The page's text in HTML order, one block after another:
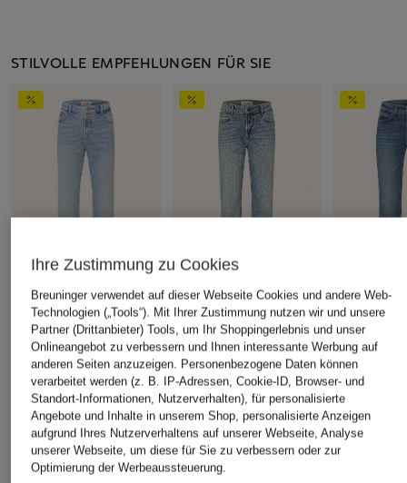
STILVOLLE EMPFEHLUNGEN FÜR SIE
MOS MOSH
Straight Jeans
MMCOLORADO MAI
CHF 80
Ursprünglich:CHF 129
MOS MOSH
Straight Jeans
MMCOLORADO
GALLEON
CHF 100
Ursprünglich:CHF 129
MOS MOSH
Flared
CHF 95
Ursprünglich:
ÄHNLICHE ARTIKEL ENTDECKEN
Ihre Zustimmung zu Cookies
Breuninger verwendet auf dieser Webseite Cookies und andere Web-
Technologien („Tools“). Mit Ihrer Zustimmung nutzen wir und unsere
Partner (Drittanbieter) Tools, um Ihr Shoppingerlebnis und unser
Onlineangebot zu verbessern und Ihnen interessante Werbung auf
anderen Seiten anzuzeigen. Personenbezogene Daten können
verarbeitet werden (z. B. IP-Adressen, Cookie-ID, Browser- und
Standort-Informationen, Nutzerverhalten), für personalisierte
Angebote und Inhalte in unserem Shop, personalisierte Anzeigen
aufgrund Ihres Nutzerverhaltens auf unserer Webseite, Analyse
unserer Webseite, um diese für Sie zu verbessern oder zur
Optimierung der Werbeaussteuerung.